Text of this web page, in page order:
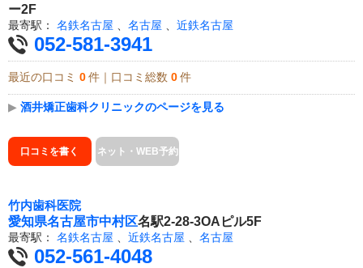
ー2F
最寄駅： 名鉄名古屋 名古屋 近鉄名古屋
052-581-3941
最近の口コミ 0 件｜口コミ総数 0 件
▶ 酒井矯正歯科クリニックのページを見る
口コミを書く ネット・WEB予約
竹内歯科医院
愛知県名古屋市中村区名駅2-28-3OAピル5F
最寄駅： 名鉄名古屋 近鉄名古屋 名古屋
052-561-4048